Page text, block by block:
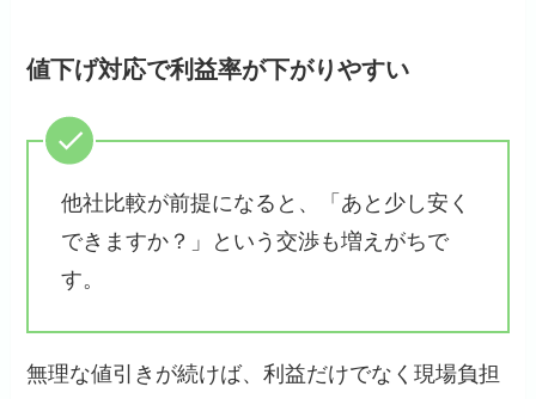
値下げ対応で利益率が下がりやすい
他社比較が前提になると、「あと少し安く
できますか？」という交渉も増えがちで
す。
無理な値引きが続けば、利益だけでなく現場負担